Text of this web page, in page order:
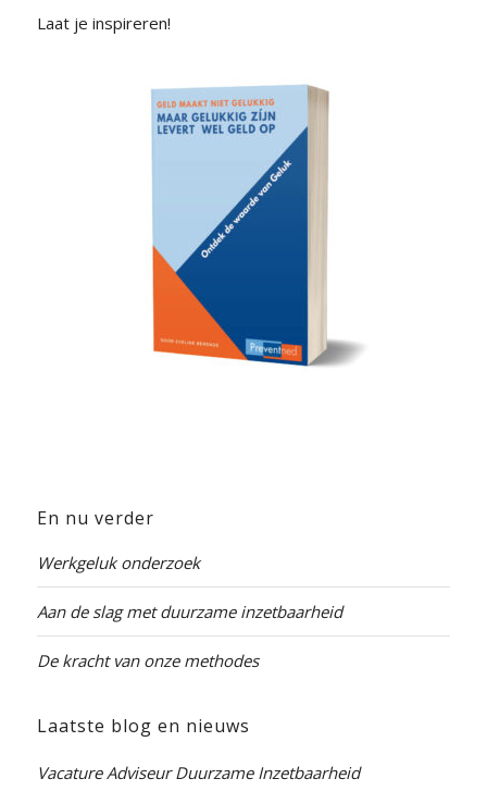
Laat je inspireren!
En nu verder
Werkgeluk onderzoek
Aan de slag met duurzame inzetbaarheid
De kracht van onze methodes
Laatste blog en nieuws
Vacature Adviseur Duurzame Inzetbaarheid